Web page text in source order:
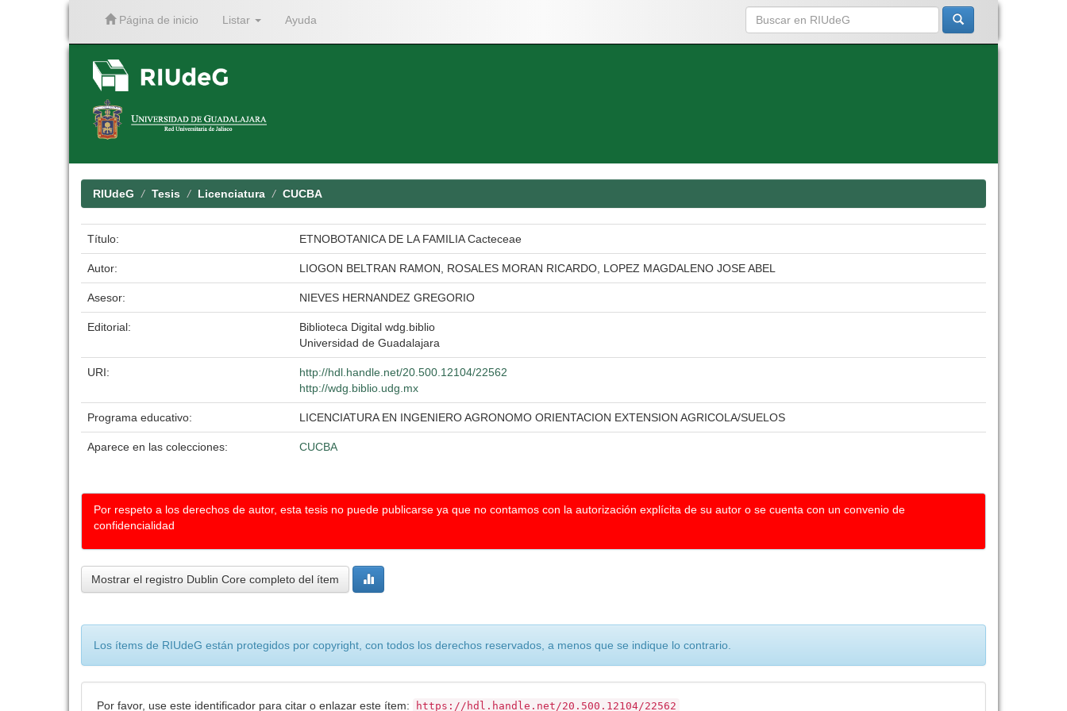
Página de inicio Listar Ayuda
RIUdeG Tesis Licenciatura CUCBA
Título: ETNOBOTANICA DE LA FAMILIA Cacteceae
Autor: LIOGON BELTRAN RAMON, ROSALES MORAN RICARDO, LOPEZ MAGDALENO JOSE ABEL
Asesor: NIEVES HERNANDEZ GREGORIO
Editorial:
Biblioteca Digital wdg.biblio
Universidad de Guadalajara
URI:
http://hdl.handle.net/20.500.12104/22562
http://wdg.biblio.udg.mx
Programa educativo: LICENCIATURA EN INGENIERO AGRONOMO ORIENTACION EXTENSION AGRICOLA/SUELOS
Aparece en las colecciones: CUCBA
Por respeto a los derechos de autor, esta tesis no puede publicarse ya que no contamos con la autorización explícita de su autor o se cuenta con un convenio de
confidencialidad
Mostrar el registro Dublin Core completo del ítem
Los ítems de RIUdeG están protegidos por copyright, con todos los derechos reservados, a menos que se indique lo contrario.
Por favor, use este identificador para citar o enlazar este ítem: https://hdl.handle.net/20.500.12104/22562